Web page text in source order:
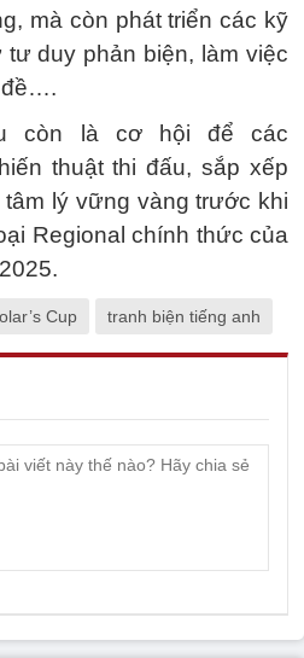
mà còn phát triển các kỹ
duy phản biện, làm việc
đề….
còn là cơ hội để các
thuật thi đấu, sắp xếp
lý vững vàng trước khi
Regional chính thức của
Cup tranh biện tiếng anh